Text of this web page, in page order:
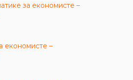
за економисте –
економисте –